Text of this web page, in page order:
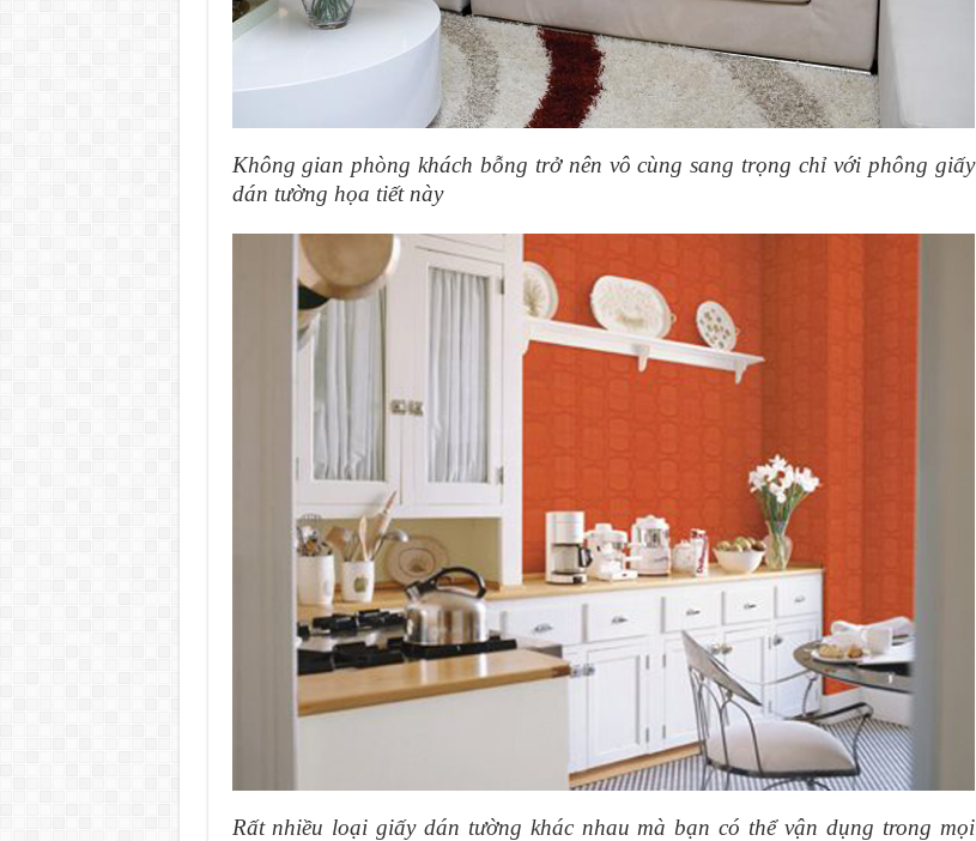
Không gian phòng khách bỗng trở nên vô cùng sang trọng chỉ với phông giấy
dán tường họa tiết này
Rất nhiều loại giấy dán tường khác nhau mà bạn có thể vận dụng trong mọi